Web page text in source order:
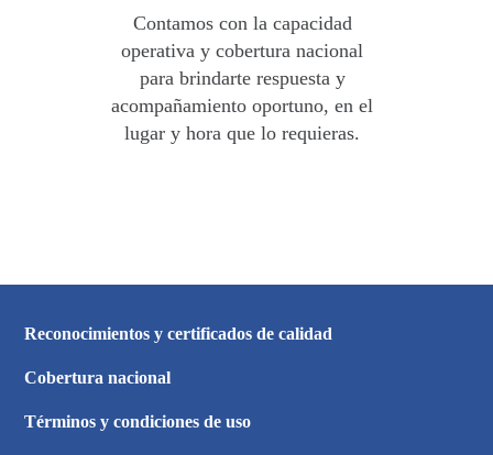
Contamos con la capacidad
operativa y cobertura nacional
para brindarte respuesta y
acompañamiento oportuno, en el
lugar y hora que lo requieras.
Reconocimientos y certificados de calidad
Cobertura nacional
Términos y condiciones de uso